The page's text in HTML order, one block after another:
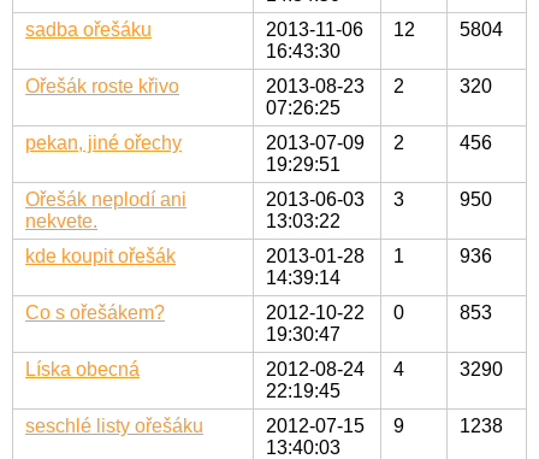
sadba ořešáku
2013-11-06
16:43:30
12 5804
Ořešák roste křivo
2013-08-23
07:26:25
2 320
pekan, jiné ořechy
2013-07-09
19:29:51
2 456
Ořešák neplodí ani
nekvete.
2013-06-03
13:03:22
3 950
kde koupit ořešák
2013-01-28
14:39:14
1 936
Co s ořešákem?
2012-10-22
19:30:47
0 853
Líska obecná
2012-08-24
22:19:45
4 3290
seschlé listy ořešáku
2012-07-15
13:40:03
9 1238